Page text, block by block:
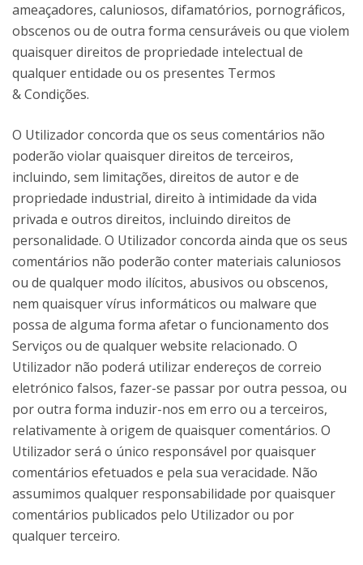
ameaçadores, caluniosos, difamatórios, pornográficos,
obscenos ou de outra forma censuráveis ou que violem
quaisquer direitos de propriedade intelectual de
qualquer entidade ou os presentes Termos
& Condições.
O Utilizador concorda que os seus comentários não
poderão violar quaisquer direitos de terceiros,
incluindo, sem limitações, direitos de autor e de
propriedade industrial, direito à intimidade da vida
privada e outros direitos, incluindo direitos de
personalidade. O Utilizador concorda ainda que os seus
comentários não poderão conter materiais caluniosos
ou de qualquer modo ilícitos, abusivos ou obscenos,
nem quaisquer vírus informáticos ou malware que
possa de alguma forma afetar o funcionamento dos
Serviços ou de qualquer website relacionado. O
Utilizador não poderá utilizar endereços de correio
eletrónico falsos, fazer-se passar por outra pessoa, ou
por outra forma induzir-nos em erro ou a terceiros,
relativamente à origem de quaisquer comentários. O
Utilizador será o único responsável por quaisquer
comentários efetuados e pela sua veracidade. Não
assumimos qualquer responsabilidade por quaisquer
comentários publicados pelo Utilizador ou por
qualquer terceiro.